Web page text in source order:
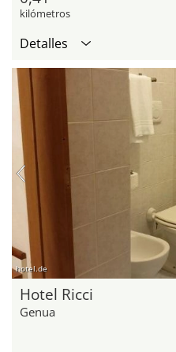
kilómetros
Detalles
hotel.de
Hotel Ricci
Genua